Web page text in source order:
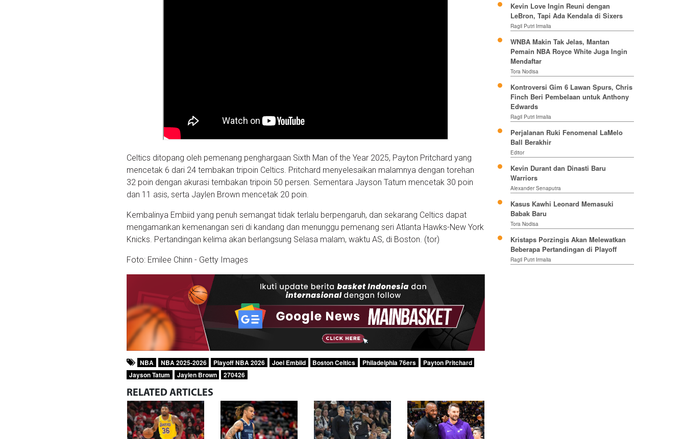
Celtics ditopang oleh pemenang penghargaan Sixth Man of the Year 2025, Payton Pritchard yang
mencetak 6 dari 24 tembakan tripoin Celtics. Pritchard menyelesaikan malamnya dengan torehan
32 poin dengan akurasi tembakan tripoin 50 persen. Sementara Jayson Tatum mencetak 30 poin
dan 11 asis, serta Jaylen Brown mencetak 20 poin.
Kembalinya Embiid yang penuh semangat tidak terlalu berpengaruh, dan sekarang Celtics dapat
mengamankan kemenangan seri di kandang dan menunggu pemenang seri Atlanta Hawks-New York
Knicks. Pertandingan kelima akan berlangsung Selasa malam, waktu AS, di Boston. (tor)
Foto: Emilee Chinn - Getty Images
NBA NBA 2025-2026 Playoff NBA 2026 Joel Embiid Boston Celtics Philadelphia 76ers
Payton Pritchard
Jayson Tatum
Jaylen Brown 270426
RELATED ARTICLES
Kevin Love Ingin Reuni dengan
LeBron, Tapi Ada Kendala di Sixers
Ragil Putri Irmalia
WNBA Makin Tak Jelas, Mantan
Pemain NBA Royce White Juga Ingin
Mendaftar
Tora Nodisa
Kontroversi Gim 6 Lawan Spurs, Chris
Finch Beri Pembelaan untuk Anthony
Edwards
Ragil Putri Irmalia
Perjalanan Ruki Fenomenal LaMelo
Ball Berakhir
Editor
Kevin Durant dan Dinasti Baru
Warriors
Alexander Senaputra
Kasus Kawhi Leonard Memasuki
Babak Baru
Tora Nodisa
Kristaps Porzingis Akan Melewatkan
Beberapa Pertandingan di Playoff
Ragil Putri Irmalia